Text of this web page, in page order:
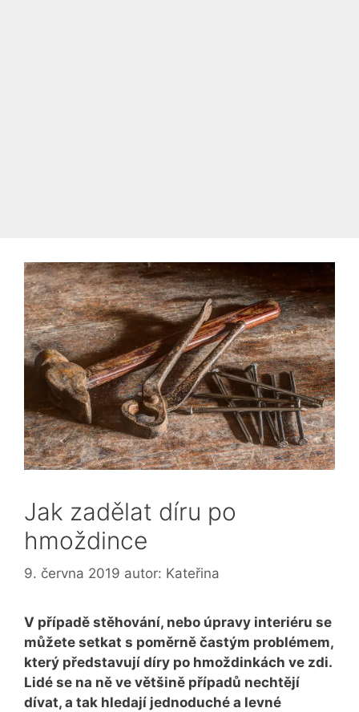
Jak zadělat díru po
hmoždince
9. června 2019 autor: Kateřina
V případě stěhování, nebo úpravy interiéru se
můžete setkat s poměrně častým problémem,
který představují díry po hmoždinkách ve zdi.
Lidé se na ně ve většině případů nechtějí
dívat, a tak hledají jednoduché a levné